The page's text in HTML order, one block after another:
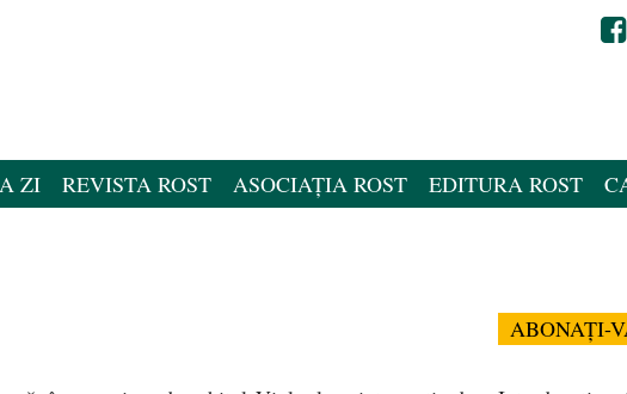
ZI REVISTA ROST ASOCIAȚIA ROST EDITURA ROST
ABONAȚI-